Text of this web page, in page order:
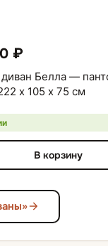
₽
Белла —
х 105 х 75 см
В корзину